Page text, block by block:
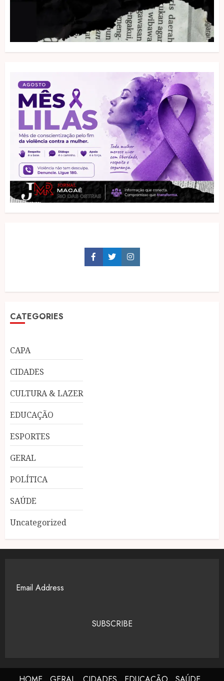
FacebookTwitterInstagram
CATEGORIES
CAPA
CIDADES
CULTURA & LAZER
EDUCAÇÃO
ESPORTES
GERAL
POLÍTICA
SAÚDE
Uncategorized
SUBSCRIBE